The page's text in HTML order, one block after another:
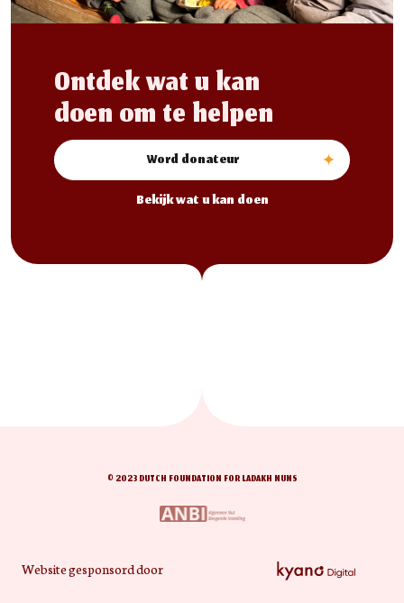
Ontdek wat u kan
doen om te helpen
Word donateur
Bekijk wat u kan doen
© 2023 DUTCH FOUNDATION FOR LADAKH NUNS
Website gesponsord door